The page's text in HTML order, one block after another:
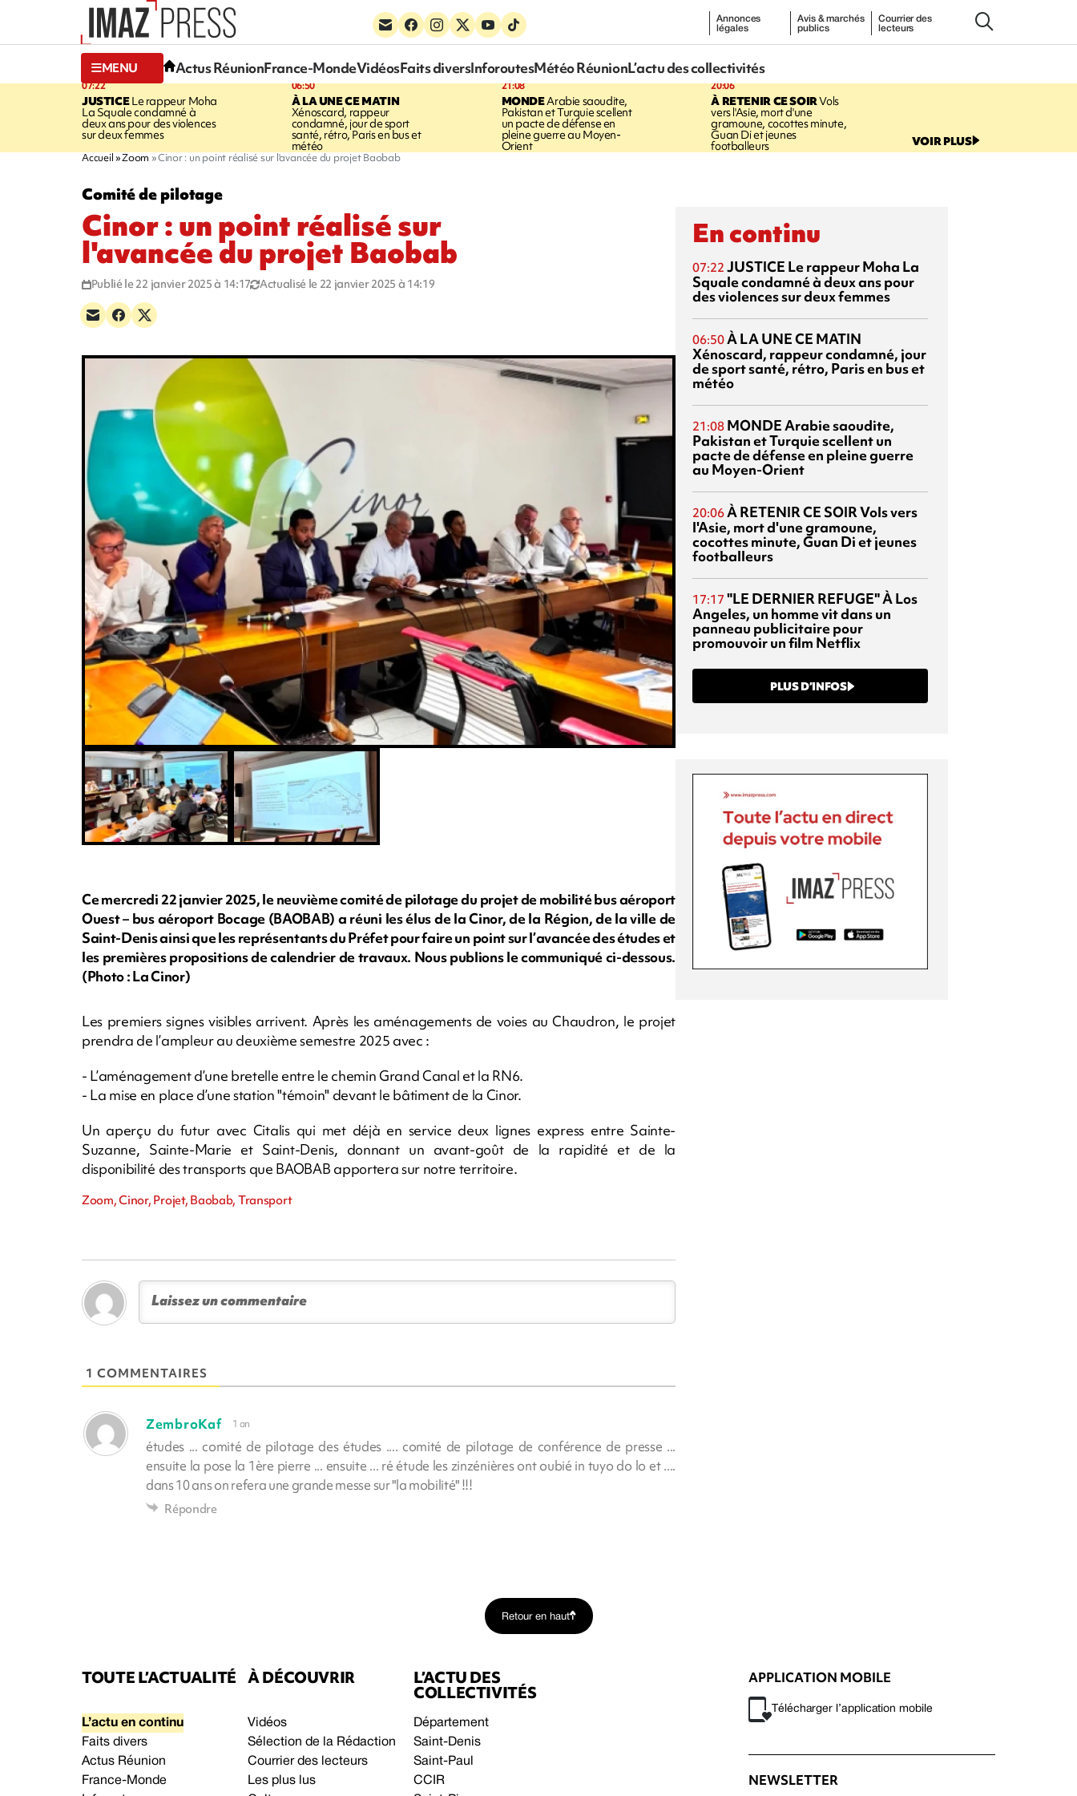
Annonces
légales
Avis & marchés
publics
Courrier des
lecteurs
MENU Actus RéunionFrance-MondeVidéosFaits diversInforoutesMétéo RéunionL’actu des collectivités
07:22
JUSTICELe rappeur Moha
La Squale condamné à
deux ans pour des violences
sur deux femmes
06:50
À LA UNE CE MATIN
Xénoscard, rappeur
condamné, jour de sport
santé, rétro, Paris en bus et
météo
21:08
MONDEArabie saoudite,
Pakistan et Turquie scellent
un pacte de défense en
pleine guerre au Moyen-
Orient
20:06
À RETENIR CE SOIRVols
vers l'Asie, mort d'une
gramoune, cocottes minute,
Guan Di et jeunes
footballeurs VOIR PLUS
Accueil Zoom Cinor : un point réalisé sur l'avancée du projet Baobab
Comité de pilotage
Cinor : un point réalisé sur
l'avancée du projet Baobab
Publié le 22 janvier 2025 à 14:17 Actualisé le 22 janvier 2025 à 14:19
Ce mercredi 22 janvier 2025, le neuvième comité de pilotage du projet de mobilité bus aéroport
Ouest – bus aéroport Bocage (BAOBAB) a réuni les élus de la Cinor, de la Région, de la ville de
Saint-Denis ainsi que les représentants du Préfet pour faire un point sur l’avancée des études et
les premières propositions de calendrier de travaux. Nous publions le communiqué ci-dessous.
(Photo : La Cinor)
Les premiers signes visibles arrivent. Après les aménagements de voies au Chaudron, le projet
prendra de l’ampleur au deuxième semestre 2025 avec :
- L’aménagement d’une bretelle entre le chemin Grand Canal et la RN6.
- La mise en place d’une station "témoin" devant le bâtiment de la Cinor.
Un aperçu du futur avec Citalis qui met déjà en service deux lignes express entre Sainte-
Suzanne, Sainte-Marie et Saint-Denis, donnant un avant-goût de la rapidité et de la
disponibilité des transports que BAOBAB apportera sur notre territoire.
Zoom, Cinor, Projet, Baobab, Transport
1 COMMENTAIRES
ZembroKaf 1 an
études ... comité de pilotage des études .... comité de pilotage de conférence de presse ...
ensuite la pose la 1ère pierre ... ensuite ... ré étude les zinzénières ont oubié in tuyo do lo et ....
dans 10 ans on refera une grande messe sur "la mobilité" !!!
Répondre
En continu
07:22 JUSTICE Le rappeur Moha La
Squale condamné à deux ans pour
des violences sur deux femmes
06:50À LA UNE CE MATIN
Xénoscard, rappeur condamné, jour
de sport santé, rétro, Paris en bus et
météo
21:08 MONDEArabie saoudite,
Pakistan et Turquie scellent un
pacte de défense en pleine guerre
au Moyen-Orient
20:06À RETENIR CE SOIRVols vers
l'Asie, mort d'une gramoune,
cocottes minute, Guan Di et jeunes
footballeurs
17:17 "LE DERNIER REFUGE"À Los
Angeles, un homme vit dans un
panneau publicitaire pour
promouvoir un film Netflix
PLUS D’INFOS
Retour en haut
TOUTE L’ACTUALITÉ
L’actu en continu
Faits divers
Actus Réunion
France-Monde
À DÉCOUVRIR
Vidéos
Sélection de la Rédaction
Courrier des lecteurs
Les plus lus
L’ACTU DES
COLLECTIVITÉS
Département
Saint-Denis
Saint-Paul
CCIR
APPLICATION MOBILE
Télécharger l’application mobile
NEWSLETTER